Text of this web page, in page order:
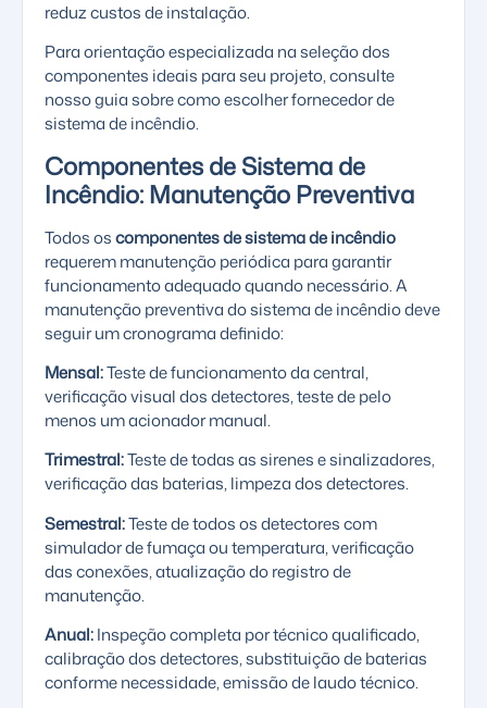
reduz custos de instalação.
Para orientação especializada na seleção dos
componentes ideais para seu projeto, consulte
nosso guia sobrecomo escolher fornecedor de
sistema de incêndio.
Componentes de Sistema de
Incêndio: Manutenção Preventiva
Todos oscomponentes de sistema de incêndio
requerem manutenção periódica para garantir
funcionamento adequado quando necessário. A
manutenção preventiva do sistema de incêndiodeve
seguir um cronograma definido:
Mensal:Teste de funcionamento da central,
verificação visual dos detectores, teste de pelo
menos um acionador manual.
Trimestral:Teste de todas as sirenes e sinalizadores,
verificação das baterias, limpeza dos detectores.
Semestral:Teste de todos os detectores com
simulador de fumaça ou temperatura, verificação
das conexões, atualização do registro de
manutenção.
Anual:Inspeção completa por técnico qualificado,
calibração dos detectores, substituição de baterias
conforme necessidade, emissão de laudo técnico.